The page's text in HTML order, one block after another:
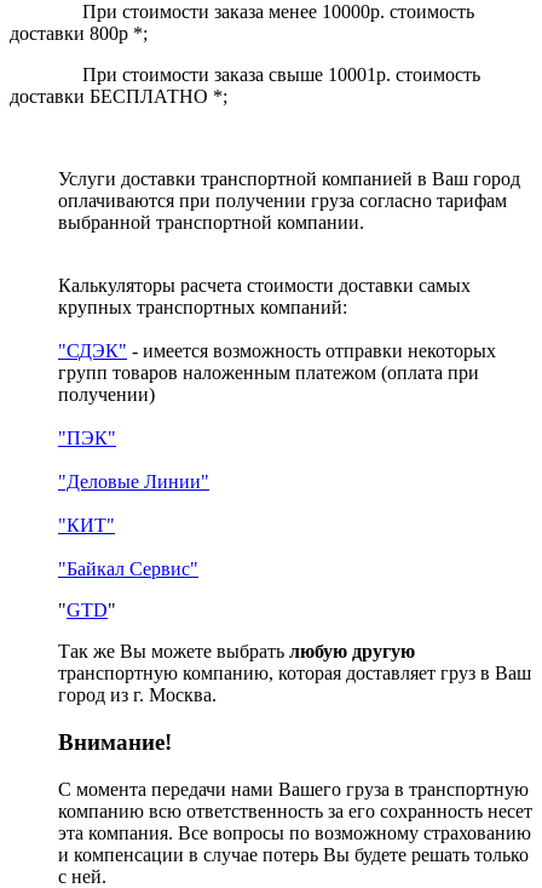
При стоимости заказа менее 10000р. стоимость
доставки 800р *;
При стоимости заказа свыше 10001р. стоимость
доставки БЕСПЛАТНО *;
Услуги доставки транспортной компанией в Ваш город
оплачиваются при получении груза согласно тарифам
выбранной транспортной компании.
Калькуляторы расчета стоимости доставки самых
крупных транспортных компаний:
"СДЭК" - имеется возможность отправки некоторых
групп товаров наложенным платежом (оплата при
получении)
"ПЭК"
"Деловые Линии"
"КИТ"
"Байкал Сервис"
"GTD"
Так же Вы можете выбрать любую другую
транспортную компанию, которая доставляет груз в Ваш
город из г. Москва.
Внимание!
С момента передачи нами Вашего груза в транспортную
компанию всю ответственность за его сохранность несет
эта компания. Все вопросы по возможному страхованию
и компенсации в случае потерь Вы будете решать только
с ней.